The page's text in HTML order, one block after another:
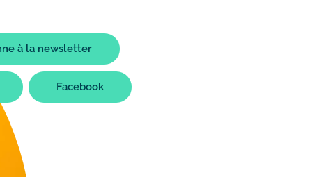
à la newsletter
Facebook